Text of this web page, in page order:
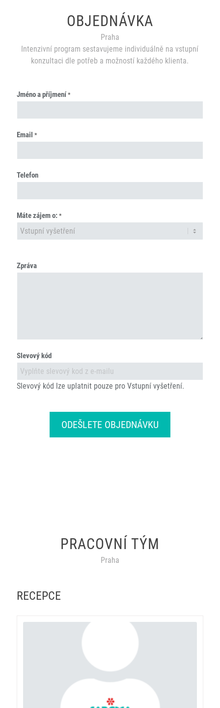
OBJEDNÁVKA
Praha
Intenzivní program sestavujeme individuálně na vstupní
konzultaci dle potřeb a možností každého klienta.
Objednávka
Jméno a příjmení*
Email *
Telefon
Máte zájem o: *
Zpráva
Slevový kód
Slevový kód lze uplatnit pouze pro Vstupní vyšetření.
ODEŠLETE OBJEDNÁVKU
PRACOVNÍ TÝM
Praha
RECEPCE